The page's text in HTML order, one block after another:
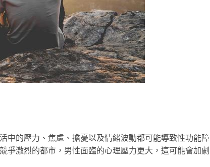
中的壓力、焦慮、擔憂以及情緒波動都可能導致性功能障
爭激烈的都市，男性面臨的心理壓力更大，這可能會加劇